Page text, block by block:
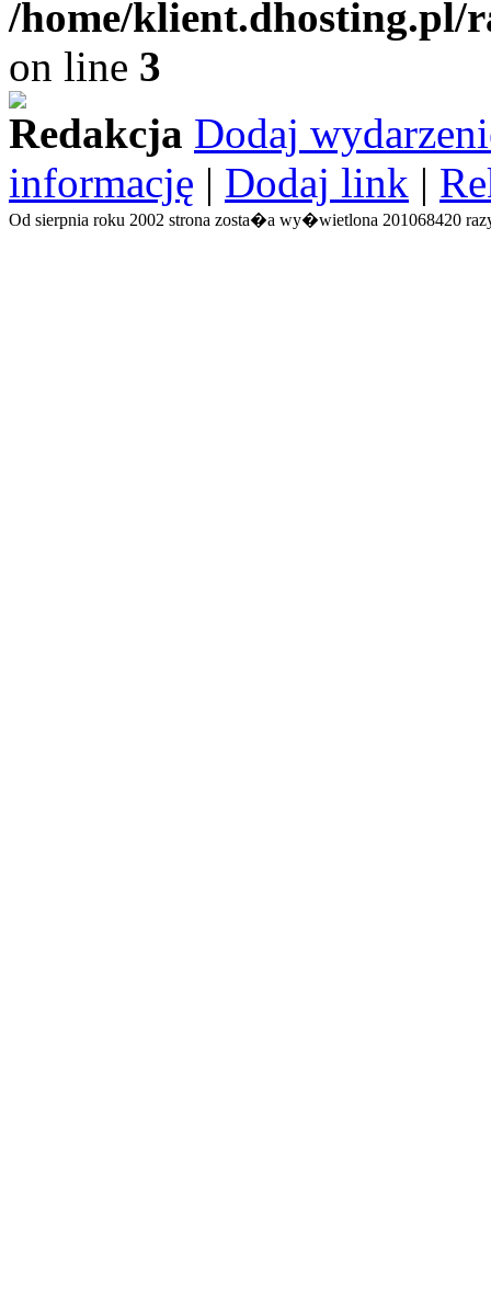
/home/
on line 3
Redakcja Dodaj
informację | Dodaj link |
Od sierpnia roku 2002 strona zosta�a wy�wietlona 201068420